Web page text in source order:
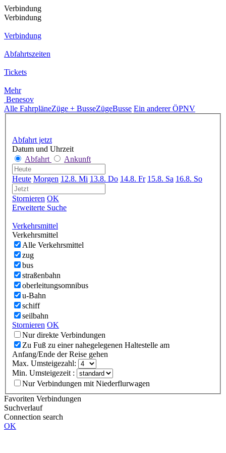
Verbindung
Verbindung
Verbindung
Abfahrtszeiten
Tickets
Mehr
Benesov
Alle FahrpläneZüge + BusseZügeBusse Ein anderer ÖPNV
Abfahrt jetzt
Datum und Uhrzeit
Abfahrt
Ankunft
Heute Morgen 12.8. Mi 13.8. Do 14.8. Fr 15.8. Sa 16.8. So
Stornieren OK
Erweiterte Suche
Verkehrsmittel
Verkehrsmittel
Alle Verkehrsmittel
zug
bus
straßenbahn
oberleitungsomnibus
u-Bahn
schiff
seilbahn
Stornieren OK
Nur direkte Verbindungen
Zu Fuß zu einer nahegelegenen Haltestelle am
Anfang/Ende der Reise gehen
Max. Umsteigezahl:
Min. Umsteigezeit :
Nur Verbindungen mit Niederflurwagen
Favoriten Verbindungen
Suchverlauf
Connection search
OK